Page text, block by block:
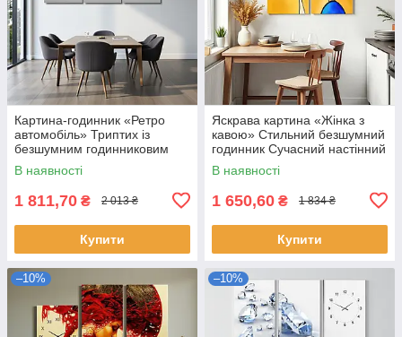
Картина-годинник «Ретро
автомобіль» Триптих із
безшумним годинниковим
механізмом Стильний
настінний декор для чоловіків
В наявності
1 811,70 ₴ 2 013 ₴
Купити
Яскрава картина «Жінка з
кавою» Стильний безшумний
годинник Сучасний настінний
декор для кухні, кафе 60х62
см
В наявності
1 650,60 ₴ 1 834 ₴
Купити
–10% –10%